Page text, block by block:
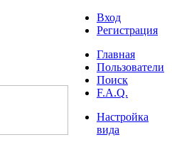
Вход
Регистрация
Главная
Пользователи
Поиск
F.A.Q.
Настройка
вида